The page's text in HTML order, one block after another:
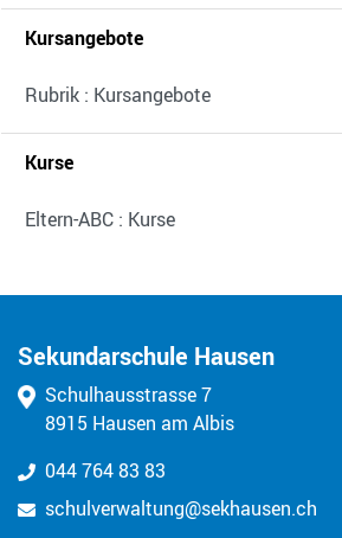
Kursangebote
Rubrik : Kursangebote
Kurse
Eltern-ABC : Kurse
Kontakt
Sekundarschule Hausen
Schulhausstrasse 7
8915 Hausen am Albis
044 764 83 83
schulverwaltung@sekhausen.ch